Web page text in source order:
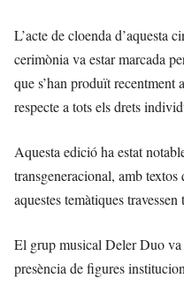
L’acte de cloenda
cerimònia va estar marcada
que s’han produït
respecte a tots els drets
Aquesta edició ha estat
transgeneracional, amb
aquestes temàtiques
El grup musical Deler Duo va
presència de figures